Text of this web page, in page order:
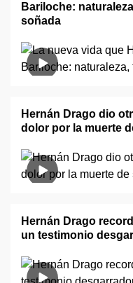
Bariloche:
soñada
Hernán Drago dio
dolor por la muerte
Hernán Drago
un testimonio